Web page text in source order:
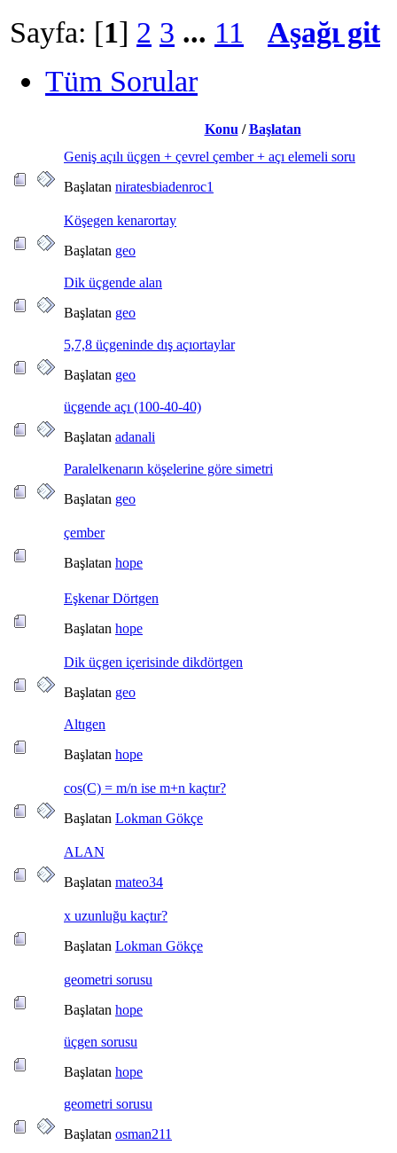
Sayfa: [1] 2 3 ... 11
Aşağı git
Tüm Sorular
Konu /Başlatan
Geniş açılı üçgen + çevrel çember + açı elemeli soru
Başlatan niratesbiadenroc1
Köşegen kenarortay
Başlatan geo
Dik üçgende alan
Başlatan geo
5,7,8 üçgeninde dış açıortaylar
Başlatan geo
üçgende açı (100-40-40)
Başlatan adanali
Paralelkenarın köşelerine göre simetri
Başlatan geo
çember
Başlatan hope
Eşkenar Dörtgen
Başlatan hope
Dik üçgen içerisinde dikdörtgen
Başlatan geo
Altıgen
Başlatan hope
cos(C) = m/n ise m+n kaçtır?
Başlatan Lokman Gökçe
ALAN
Başlatan mateo34
x uzunluğu kaçtır?
Başlatan Lokman Gökçe
geometri sorusu
Başlatan hope
üçgen sorusu
Başlatan hope
geometri sorusu
Başlatan osman211